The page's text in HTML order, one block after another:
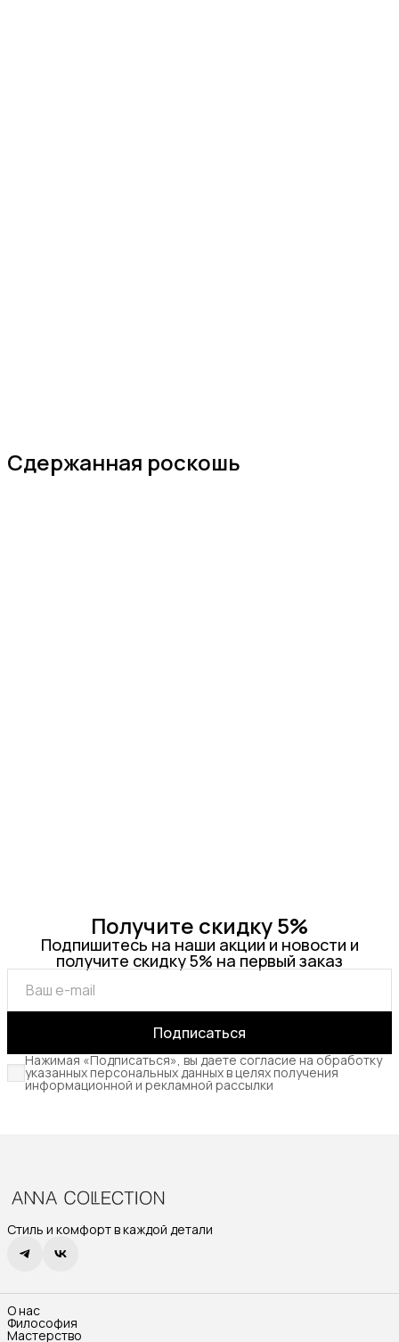
Сдержанная роскошь
Получите скидку 5%
Подпишитесь на наши акции и новости и
получите скидку 5% на первый заказ
Подписаться
Нажимая «Подписаться», вы даете согласие на обработку
указанных персональных данных в целях получения
информационной и рекламной рассылки
Стиль и комфорт в каждой детали
О нас
Философия
Мастерство